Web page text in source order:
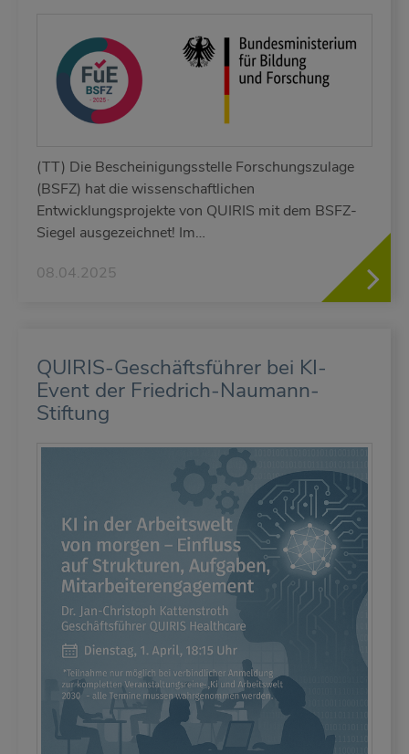
(TT) Die Bescheinigungsstelle Forschungszulage
(BSFZ) hat die wissenschaftlichen
Entwicklungsprojekte von QUIRIS mit dem BSFZ-
Siegel ausgezeichnet! Im…
08.04.2025
QUIRIS-Geschäftsführer bei KI-
Event der Friedrich-Naumann-
Stiftung